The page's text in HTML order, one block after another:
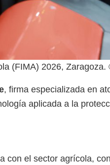
(FIMA) 2026,
, firma especializada en
aplicada a la
con el sector agrícola,